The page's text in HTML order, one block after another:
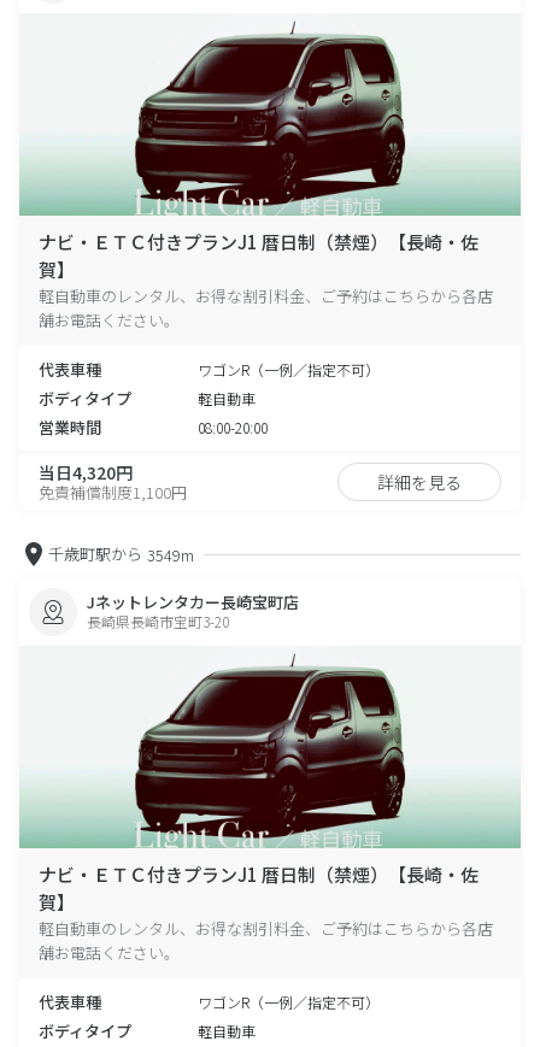
ナビ・ＥＴＣ付きプランJ1 暦日制（禁煙）【長崎・佐
賀】
軽自動車のレンタル、お得な割引料金、ご予約はこちらから各店
舗お電話ください。
代表車種 ワゴンR（一例／指定不可）
ボディタイプ 軽自動車
営業時間 08:00-20:00
当日4,320円
免責補償制度1,100円 詳細を見る
千歳町駅から 3549m
Jネットレンタカー長崎宝町店
長崎県長崎市宝町3-20
ナビ・ＥＴＣ付きプランJ1 暦日制（禁煙）【長崎・佐
賀】
軽自動車のレンタル、お得な割引料金、ご予約はこちらから各店
舗お電話ください。
代表車種 ワゴンR（一例／指定不可）
ボディタイプ 軽自動車